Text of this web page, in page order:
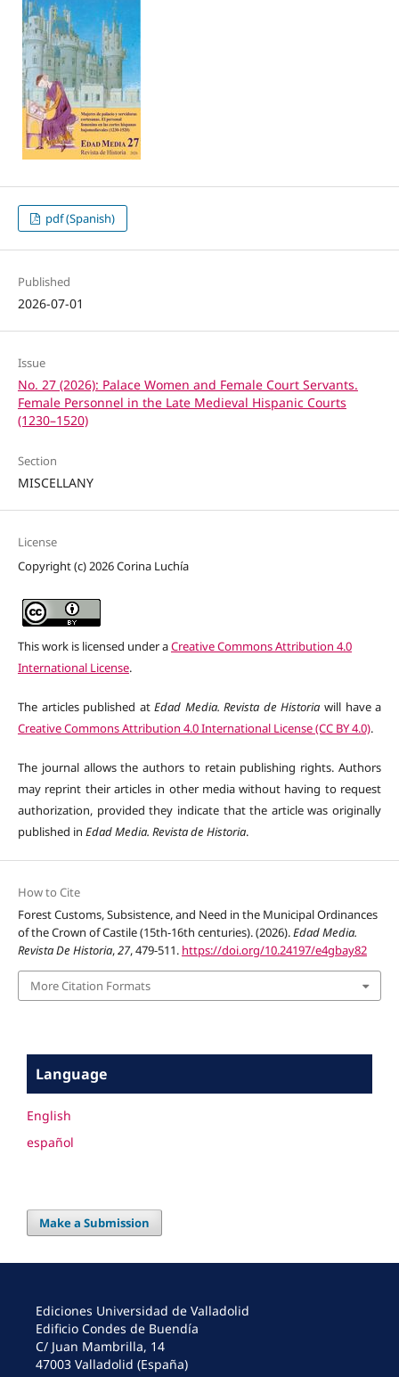
pdf (Spanish)
Published
2026-07-01
Issue
No. 27 (2026): Palace Women and Female Court Servants.
Female Personnel in the Late Medieval Hispanic Courts
(1230–1520)
Section
MISCELLANY
License
Copyright (c) 2026 Corina Luchía
This work is licensed under aCreative Commons Attribution 4.0
International License.
The articles published atEdad Media. Revista de Historia will have a
Creative Commons Attribution 4.0 International License (CC BY 4.0).
The journal allows the authors to retain publishing rights. Authors
may reprint their articles in other media without having to request
authorization, provided they indicate that the article was originally
published in Edad Media. Revista de Historia.
How to Cite
Forest Customs, Subsistence, and Need in the Municipal Ordinances
of the Crown of Castile (15th-16th centuries). (2026).Edad Media.
Revista De Historia,27, 479-511. https://doi.org/10.24197/e4gbay82
More Citation Formats
Language
English
español
Make a Submission
Ediciones Universidad de Valladolid
Edificio Condes de Buendía
C/ Juan Mambrilla, 14
47003 Valladolid (España)